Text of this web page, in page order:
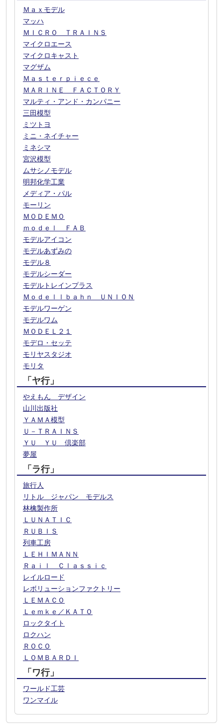
Ｍａｘモデル
マッハ
ＭＩＣＲＯ ＴＲＡＩＮＳ
マイクロエース
マイクロキャスト
マグザム
Ｍａｓｔｅｒｐｉｅｃｅ
ＭＡＲＩＮＥ ＦＡＣＴＯＲＹ
マルティ・アンド・カンパニー
三田模型
ミツトヨ
ミニ・ネイチャー
ミネシマ
宮沢模型
ムサシノモデル
明邦化学工業
メディア・パル
モーリン
ＭＯＤＥＭＯ
ｍｏｄｅｌ ＦＡＢ
モデルアイコン
モデルあずみの
モデル８
モデルシーダー
モデルトレインプラス
Ｍｏｄｅｌｌｂａｈｎ ＵＮＩＯＮ
モデルワーゲン
モデルワム
ＭＯＤＥＬ２１
モデロ・セッテ
モリヤスタジオ
モリタ
「ヤ行」
やえもん デザイン
山川出版社
ＹＡＭＡ模型
Ｕ－ＴＲＡＩＮＳ
ＹＵ ＹＵ 倶楽部
夢屋
「ラ行」
旅行人
リトル ジャパン モデルス
林檎製作所
ＬＵＮＡＴＩＣ
ＲＵＢＩＳ
列車工房
ＬＥＨＩＭＡＮＮ
Ｒａｉｌ Ｃｌａｓｓｉｃ
レイルロード
レボリューションファクトリー
ＬＥＭＡＣＯ
Ｌｅｍｋｅ／ＫＡＴＯ
ロックタイト
ロクハン
ＲＯＣＯ
ＬＯＭＢＡＲＤＩ
「ワ行」
ワールド工芸
ワンマイル